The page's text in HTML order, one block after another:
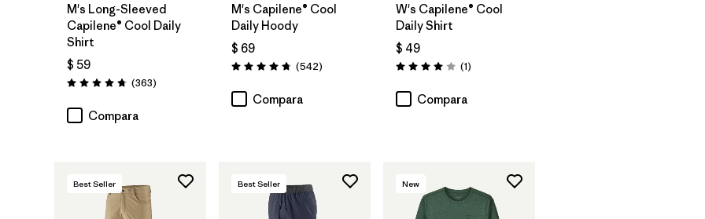
M's Long-Sleeved
Capilene® Cool Daily
Shirt
$ 59
Valoración: 4.7 / 5
(363Comentarios
)
Compara
M's Capilene® Cool
Daily Hoody
$ 69
Valoración: 4.8 / 5
(542Comentarios
)
Compara
W's Capilene® Cool
Daily Shirt
$ 49
Valoración: 4.0 / 5
(1Comentarios
)
Compara
Best Seller Best Seller New